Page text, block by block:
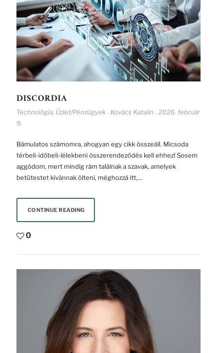
DISCORDIA
Technológia, Üzlet/Pénzügyek - Kovács Katalin - 2026. február
9.
Bámulatos számomra, ahogyan egy cikk összeáll. Micsoda
térbeli-időbeli-lélekbeni összerendeződés kell ehhez! Sosem
aggódom, mert mindig rám találnak a szavak, amelyek
betűtestet kívánnak ölteni, méghozzá itt,…
CONTINUE READING
0